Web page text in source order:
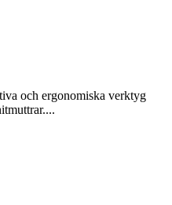
och ergonomiska verktyg